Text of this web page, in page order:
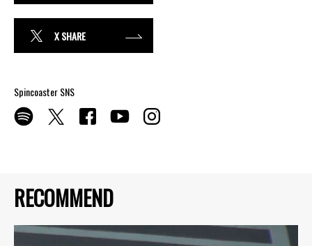
RECOMMEND
X SHARE
Spincoaster SNS